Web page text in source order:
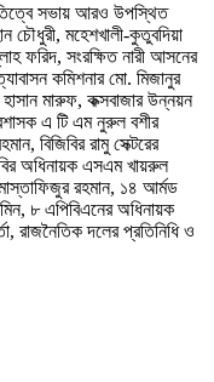
সভায় আরও উপস্থিত
চৌধুরী, মহেশখালী-কুতুবদিয়া
ফরিদ, সংরক্ষিত নারী আসনের
কমিশনার মো. মিজানুর
মারুফ, কক্সবাজার উন্নয়ন
এ টি এম নুরুল বশীর
বিজিবির রামু সেক্টরের
অধিনায়ক এসএম খায়রুল
রহমান, ১৪ আর্মড
৮ এপিবিএনের অধিনায়ক
রাজনৈতিক দলের প্রতিনিধি ও